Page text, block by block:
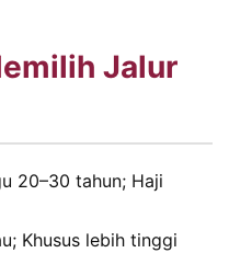
Jalur
20–30 tahun; Haji
Khusus lebih tinggi